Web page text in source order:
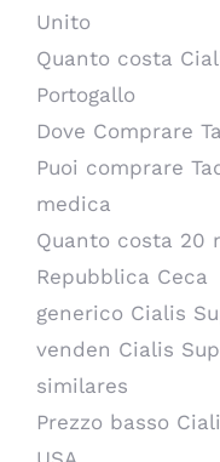
Unito
Quanto costa
Portogallo
Dove Comprare
Puoi comprare
medica
Quanto costa 20
Repubblica Ceca
generico Cialis
venden Cialis
similares
Prezzo basso